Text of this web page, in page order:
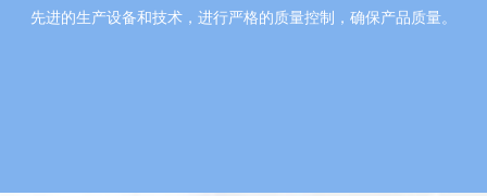
先进的生产设备和技术，进行严格的质量控制，确保产品质量。